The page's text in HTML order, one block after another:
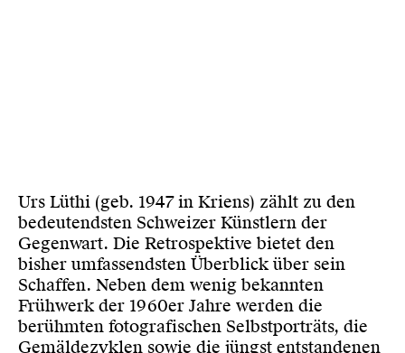
Urs Lüthi (geb. 1947 in Kriens) zählt zu den
bedeutendsten Schweizer Künstlern der
Gegenwart. Die Retrospektive bietet den
bisher umfassendsten Überblick über sein
Schaffen. Neben dem wenig bekannten
Frühwerk der 1960er Jahre werden die
berühmten fotografischen Selbstporträts, die
Gemäldezyklen sowie die jüngst entstandenen